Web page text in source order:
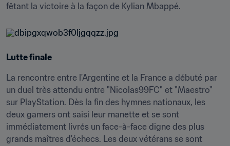
fêtant la victoire à la façon de Kylian Mbappé.
Lutte finale
La rencontre entre l'Argentine et la France a débuté par
un duel très attendu entre "Nicolas99FC" et "Maestro"
sur PlayStation. Dès la fin des hymnes nationaux, les
deux gamers ont saisi leur manette et se sont
immédiatement livrés un face-à-face digne des plus
grands maîtres d'échecs. Les deux vétérans se sont